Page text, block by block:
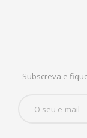
Subscreva e